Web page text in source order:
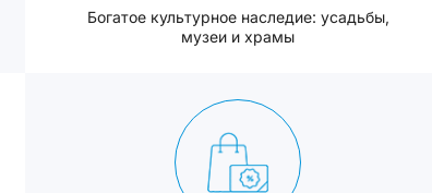
Богатое культурное наследие: усадьбы,
музеи и храмы